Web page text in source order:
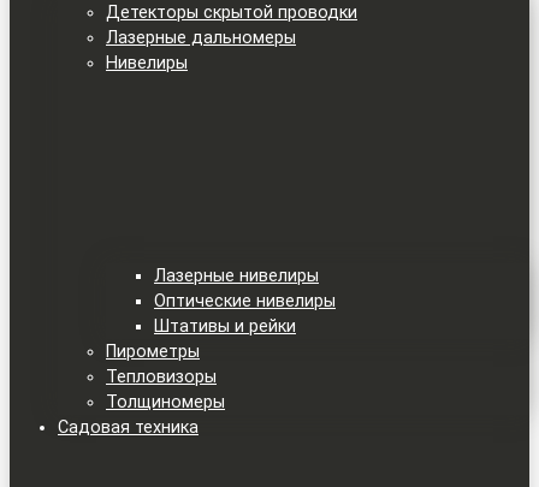
Детекторы скрытой проводки
Лазерные дальномеры
Нивелиры
Лазерные нивелиры
Оптические нивелиры
Штативы и рейки
Пирометры
Тепловизоры
Толщиномеры
Садовая техника